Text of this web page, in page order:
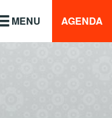
MENU AGENDA